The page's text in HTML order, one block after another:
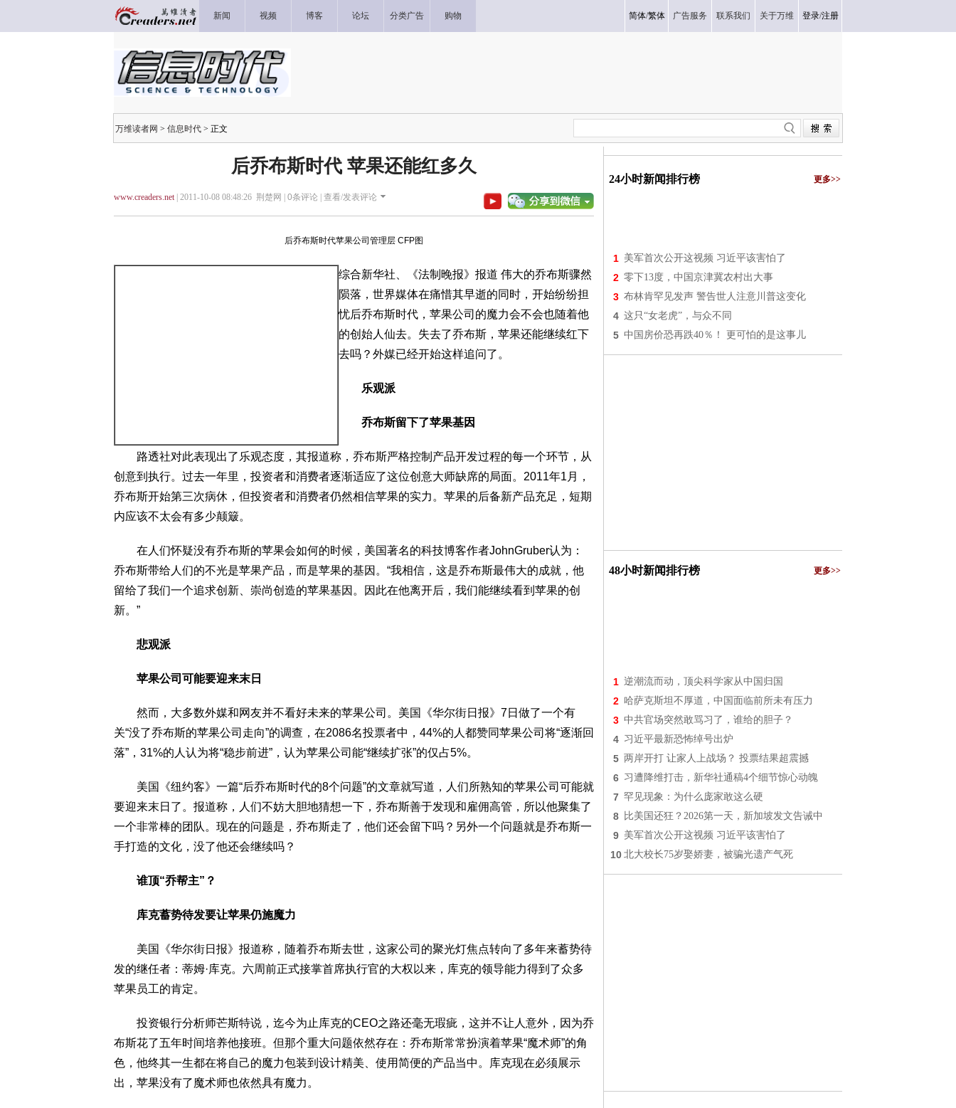
新闻 视频 博客 论坛 分类广告 购物 简体/繁体 广告服务 联系我们 关于万维 登录/注册
万维读者网 > 信息时代 > 正文
后乔布斯时代 苹果还能红多久
www.creaders.net| 2011-10-08 08:48:26 荆楚网 | 0条评论 | 查看/发表评论
后乔布斯时代苹果公司管理层 CFP图
综合新华社、《法制晚报》报道 伟大的乔布斯骤然
陨落，世界媒体在痛惜其早逝的同时，开始纷纷担
忧后乔布斯时代，苹果公司的魔力会不会也随着他
的创始人仙去。失去了乔布斯，苹果还能继续红下
去吗？外媒已经开始这样追问了。
乐观派
乔布斯留下了苹果基因
路透社对此表现出了乐观态度，其报道称，乔布斯严格控制产品开发过程的每一个环节，从
创意到执行。过去一年里，投资者和消费者逐渐适应了这位创意大师缺席的局面。2011年1月，
乔布斯开始第三次病休，但投资者和消费者仍然相信苹果的实力。苹果的后备新产品充足，短期
内应该不太会有多少颠簸。
在人们怀疑没有乔布斯的苹果会如何的时候，美国著名的科技博客作者JohnGruber认为：
乔布斯带给人们的不光是苹果产品，而是苹果的基因。“我相信，这是乔布斯最伟大的成就，他
留给了我们一个追求创新、崇尚创造的苹果基因。因此在他离开后，我们能继续看到苹果的创
新。”
悲观派
苹果公司可能要迎来末日
然而，大多数外媒和网友并不看好未来的苹果公司。美国《华尔街日报》7日做了一个有
关“没了乔布斯的苹果公司走向”的调查，在2086名投票者中，44%的人都赞同苹果公司将“逐渐回
落”，31%的人认为将“稳步前进”，认为苹果公司能“继续扩张”的仅占5%。
美国《纽约客》一篇“后乔布斯时代的8个问题”的文章就写道，人们所熟知的苹果公司可能就
要迎来末日了。报道称，人们不妨大胆地猜想一下，乔布斯善于发现和雇佣高管，所以他聚集了
一个非常棒的团队。现在的问题是，乔布斯走了，他们还会留下吗？另外一个问题就是乔布斯一
手打造的文化，没了他还会继续吗？
谁顶“乔帮主”？
库克蓄势待发要让苹果仍施魔力
美国《华尔街日报》报道称，随着乔布斯去世，这家公司的聚光灯焦点转向了多年来蓄势待
发的继任者：蒂姆·库克。六周前正式接掌首席执行官的大权以来，库克的领导能力得到了众多
苹果员工的肯定。
投资银行分析师芒斯特说，迄今为止库克的CEO之路还毫无瑕疵，这并不让人意外，因为乔
布斯花了五年时间培养他接班。但那个重大问题依然存在：乔布斯常常扮演着苹果“魔术师”的角
色，他终其一生都在将自己的魔力包装到设计精美、使用简便的产品当中。库克现在必须展示
出，苹果没有了魔术师也依然具有魔力。
24小时新闻排行榜 更多>>
1 美军首次公开这视频 习近平该害怕了
2 零下13度，中国京津冀农村出大事
3 布林肯罕见发声 警告世人注意川普这变化
4 这只“女老虎”，与众不同
5 中国房价恐再跌40％！ 更可怕的是这事儿
48小时新闻排行榜 更多>>
1 逆潮流而动，顶尖科学家从中国归国
2 哈萨克斯坦不厚道，中国面临前所未有压力
3 中共官场突然敢骂习了，谁给的胆子？
4 习近平最新恐怖绰号出炉
5 两岸开打 让家人上战场？ 投票结果超震撼
6 习遭降维打击，新华社通稿4个细节惊心动魄
7 罕见现象：为什么庞家敢这么硬
8 比美国还狂？2026第一天，新加坡发文告诫中
9 美军首次公开这视频 习近平该害怕了
10 北大校长75岁娶娇妻，被骗光遗产气死